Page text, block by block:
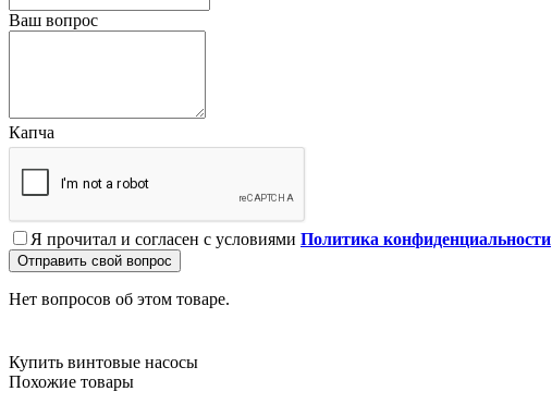
Ваш вопрос
Капча
Я прочитал и согласен с условиями Политика конфиденциальности
Отправить свой вопрос
Нет вопросов об этом товаре.
Купить винтовые насосы
Похожие товары